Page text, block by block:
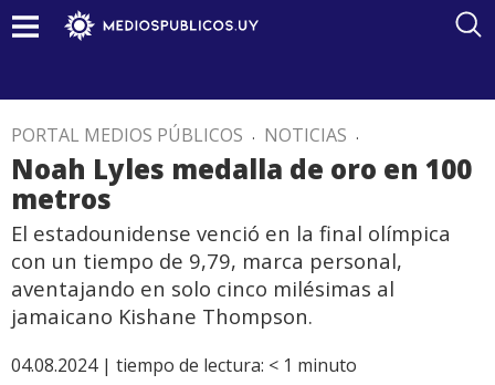
PORTAL MEDIOS PÚBLICOS . NOTICIAS .
Noah Lyles medalla de oro en 100
metros
El estadounidense venció en la final olímpica
con un tiempo de 9,79, marca personal,
aventajando en solo cinco milésimas al
jamaicano Kishane Thompson.
04.08.2024 | tiempo de lectura: < 1 minuto